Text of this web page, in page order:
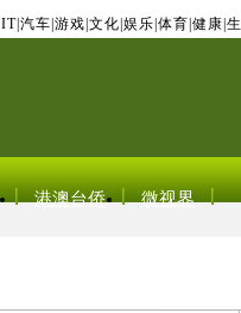
IT| 汽车 游戏 文化 娱乐 体育 健康
港澳台侨 微视界